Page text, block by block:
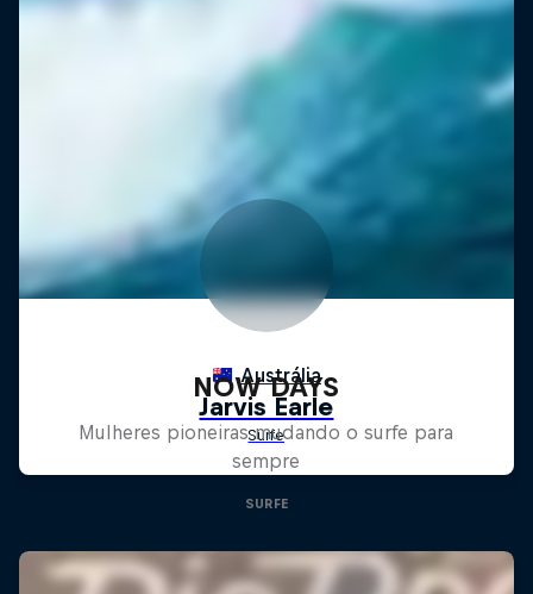
NOW DAYS
Mulheres pioneiras mudando o surfe para
sempre
SURFE